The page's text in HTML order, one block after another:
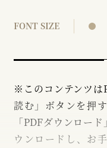
FONT SIZE
※このコンテンツは
読む」ボタンを押
「PDFダウンロー
ウンロードし、お